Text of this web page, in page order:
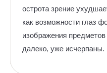
острота зрение
как возможности глаз
изображения
далеко, уже исчерпаны.